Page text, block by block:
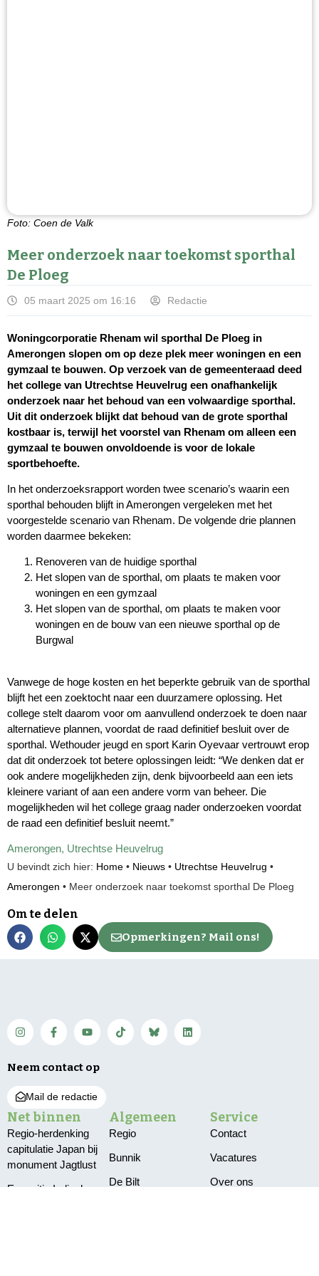
Foto: Coen de Valk
Meer onderzoek naar toekomst sporthal
De Ploeg
05 maart 2025 om 16:16 Redactie
Woningcorporatie Rhenam wil sporthal De Ploeg in
Amerongen slopen om op deze plek meer woningen en een
gymzaal te bouwen. Op verzoek van de gemeenteraad deed
het college van Utrechtse Heuvelrug een onafhankelijk
onderzoek naar het behoud van een volwaardige sporthal.
Uit dit onderzoek blijkt dat behoud van de grote sporthal
kostbaar is, terwijl het voorstel van Rhenam om alleen een
gymzaal te bouwen onvoldoende is voor de lokale
sportbehoefte.
In het onderzoeksrapport worden twee scenario’s waarin een
sporthal behouden blijft in Amerongen vergeleken met het
voorgestelde scenario van Rhenam. De volgende drie plannen
worden daarmee bekeken:
Renoveren van de huidige sporthal
Het slopen van de sporthal, om plaats te maken voor
woningen en een gymzaal
Het slopen van de sporthal, om plaats te maken voor
woningen en de bouw van een nieuwe sporthal op de
Burgwal
Vanwege de hoge kosten en het beperkte gebruik van de sporthal
blijft het een zoektocht naar een duurzamere oplossing. Het
college stelt daarom voor om aanvullend onderzoek te doen naar
alternatieve plannen, voordat de raad definitief besluit over de
sporthal. Wethouder jeugd en sport Karin Oyevaar vertrouwt erop
dat dit onderzoek tot betere oplossingen leidt: “We denken dat er
ook andere mogelijkheden zijn, denk bijvoorbeeld aan een iets
kleinere variant of aan een andere vorm van beheer. Die
mogelijkheden wil het college graag nader onderzoeken voordat
de raad een definitief besluit neemt.”
Amerongen, Utrechtse Heuvelrug
U bevindt zich hier: Home • Nieuws • Utrechtse Heuvelrug •
Amerongen • Meer onderzoek naar toekomst sporthal De Ploeg
Om te delen
Opmerkingen? Mail ons!
Neem contact op
Mail de redactie
Net binnen
Regio-herdenking
capitulatie Japan bij
monument Jagtlust
Expositie Indisch
Algemeen
Regio
Bunnik
De Bilt
Service
Contact
Vacatures
Over ons